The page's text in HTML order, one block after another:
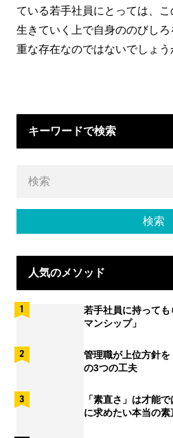
ている若手社員にとっては、
生きていく上で自身ののびし
重な存在なのではないでしょう
キーワードで検索
人気のメソッド
若手社員に持って
マンシップ」
管理職が上位方針
の3つの工夫
「素直さ」は才能
に求めたい本当の素